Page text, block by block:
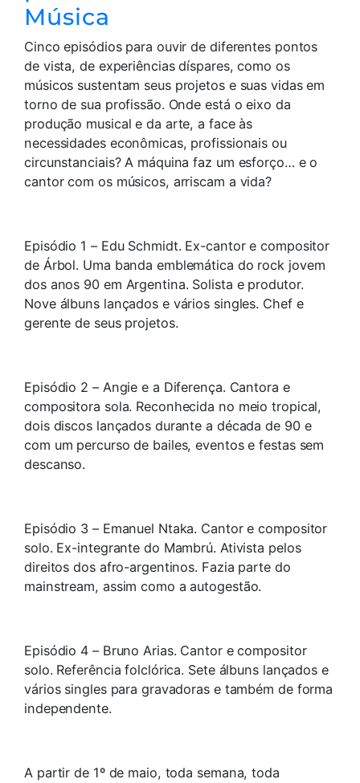
Música
Cinco episódios para ouvir de diferentes pontos
de vista, de experiências díspares, como os
músicos sustentam seus projetos e suas vidas em
torno de sua profissão. Onde está o eixo da
produção musical e da arte, a face às
necessidades econômicas, profissionais ou
circunstanciais? A máquina faz um esforço… e o
cantor com os músicos, arriscam a vida?
Episódio 1 – Edu Schmidt. Ex-cantor e compositor
de Árbol. Uma banda emblemática do rock jovem
dos anos 90 em Argentina. Solista e produtor.
Nove álbuns lançados e vários singles. Chef e
gerente de seus projetos.
Episódio 2 – Angie e a Diferença. Cantora e
compositora sola. Reconhecida no meio tropical,
dois discos lançados durante a década de 90 e
com um percurso de bailes, eventos e festas sem
descanso.
Episódio 3 – Emanuel Ntaka. Cantor e compositor
solo. Ex-integrante do Mambrú. Ativista pelos
direitos dos afro-argentinos. Fazia parte do
mainstream, assim como a autogestão.
Episódio 4 – Bruno Arias. Cantor e compositor
solo. Referência folclórica. Sete álbuns lançados e
vários singles para gravadoras e também de forma
independente.
A partir de 1º de maio, toda semana, toda